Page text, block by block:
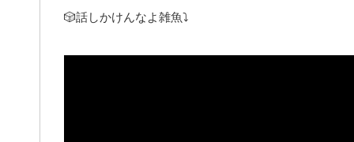
🎲話しかけんなよ雑魚⤵︎